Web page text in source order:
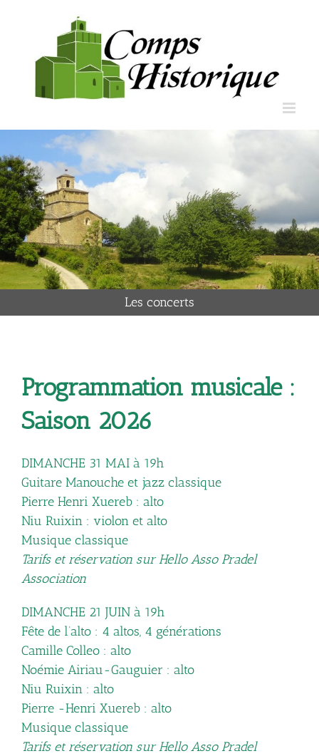
Les concerts
Programmation musicale :
Saison 2026
DIMANCHE 31 MAI à 19h
Guitare Manouche et jazz classique
Pierre Henri Xuereb : alto
Niu Ruixin : violon et alto
Musique classique
Tarifs et réservation sur Hello Asso Pradel
Association
DIMANCHE 21 JUIN à 19h
Fête de l’alto : 4 altos, 4 générations
Camille Colleo : alto
Noémie Airiau-Gauguier : alto
Niu Ruixin : alto
Pierre -Henri Xuereb : alto
Musique classique
Tarifs et réservation sur Hello Asso Pradel